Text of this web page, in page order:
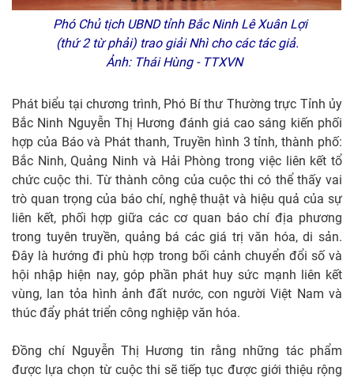
Phó Chủ tịch UBND tỉnh Bắc Ninh Lê Xuân Lợi
(thứ 2 từ phải) trao giải Nhì cho các tác giả.
Ảnh: Thái Hùng - TTXVN
Phát biểu tại chương trình, Phó Bí thư Thường trực Tỉnh ủy
Bắc Ninh Nguyễn Thị Hương đánh giá cao sáng kiến phối
hợp của Báo và Phát thanh, Truyền hình 3 tỉnh, thành phố:
Bắc Ninh, Quảng Ninh và Hải Phòng trong việc liên kết tổ
chức cuộc thi. Từ thành công của cuộc thi có thể thấy vai
trò quan trọng của báo chí, nghệ thuật và hiệu quả của sự
liên kết, phối hợp giữa các cơ quan báo chí địa phương
trong tuyên truyền, quảng bá các giá trị văn hóa, di sản.
Đây là hướng đi phù hợp trong bối cảnh chuyển đổi số và
hội nhập hiện nay, góp phần phát huy sức mạnh liên kết
vùng, lan tỏa hình ảnh đất nước, con người Việt Nam và
thúc đẩy phát triển công nghiệp văn hóa.
Đồng chí Nguyễn Thị Hương tin rằng những tác phẩm
được lựa chọn từ cuộc thi sẽ tiếp tục được giới thiệu rộng